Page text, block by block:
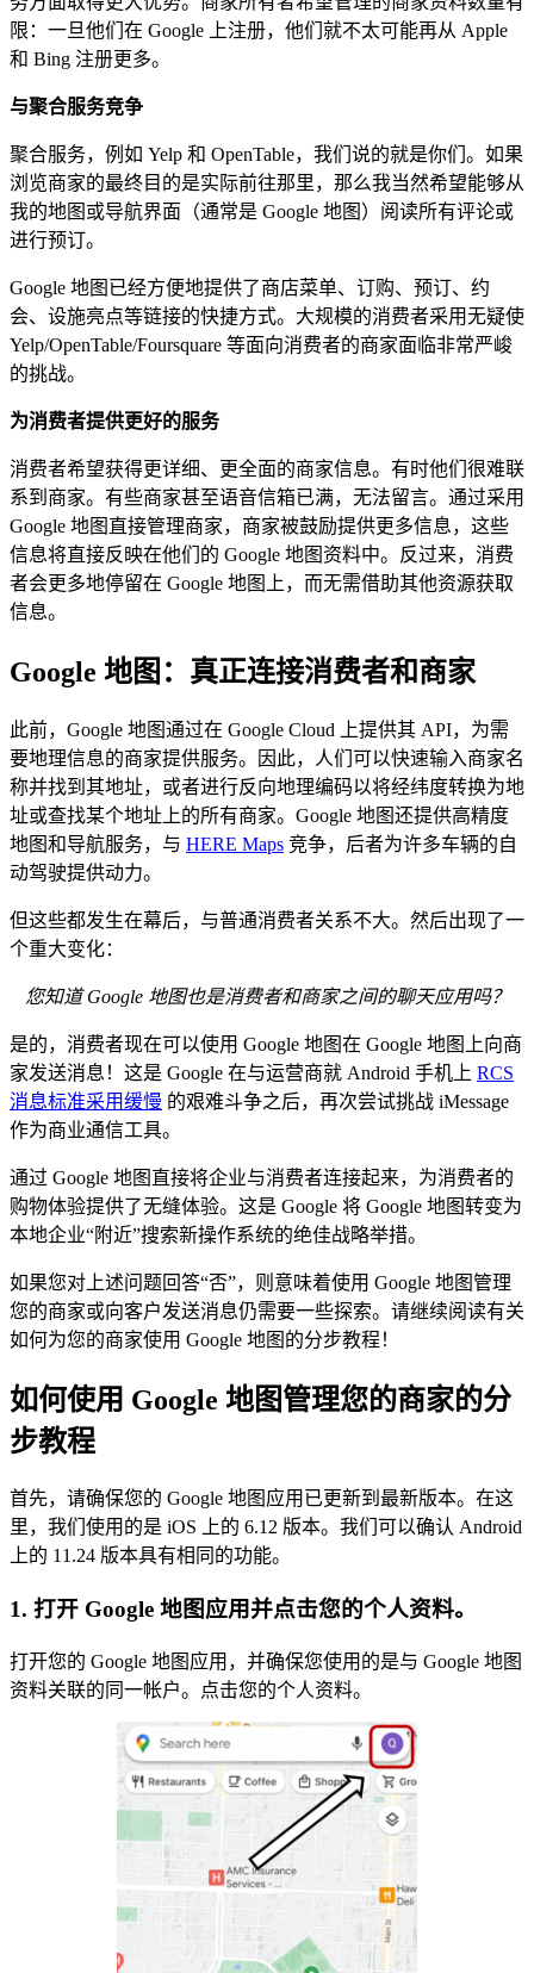
限：一旦他们在 Google 上注册，他们就不太可能再从 Apple
和 Bing 注册更多。
与聚合服务竞争
聚合服务，例如 Yelp 和 OpenTable，我们说的就是你们。如果
浏览商家的最终目的是实际前往那里，那么我当然希望能够从
我的地图或导航界面（通常是 Google 地图）阅读所有评论或
进行预订。
Google 地图已经方便地提供了商店菜单、订购、预订、约
会、设施亮点等链接的快捷方式。大规模的消费者采用无疑使
Yelp/OpenTable/Foursquare 等面向消费者的商家面临非常严峻
的挑战。
为消费者提供更好的服务
消费者希望获得更详细、更全面的商家信息。有时他们很难联
系到商家。有些商家甚至语音信箱已满，无法留言。通过采用
Google 地图直接管理商家，商家被鼓励提供更多信息，这些
信息将直接反映在他们的 Google 地图资料中。反过来，消费
者会更多地停留在 Google 地图上，而无需借助其他资源获取
信息。
Google 地图：真正连接消费者和商家
此前，Google 地图通过在 Google Cloud 上提供其 API，为需
要地理信息的商家提供服务。因此，人们可以快速输入商家名
称并找到其地址，或者进行反向地理编码以将经纬度转换为地
址或查找某个地址上的所有商家。Google 地图还提供高精度
地图和导航服务，与 HERE Maps 竞争，后者为许多车辆的自
动驾驶提供动力。
但这些都发生在幕后，与普通消费者关系不大。然后出现了一
个重大变化：
您知道 Google 地图也是消费者和商家之间的聊天应用吗？
是的，消费者现在可以使用 Google 地图在 Google 地图上向商
家发送消息！这是 Google 在与运营商就 Android 手机上 RCS
消息标准采用缓慢 的艰难斗争之后，再次尝试挑战 iMessage
作为商业通信工具。
通过 Google 地图直接将企业与消费者连接起来，为消费者的
购物体验提供了无缝体验。这是 Google 将 Google 地图转变为
本地企业“附近”搜索新操作系统的绝佳战略举措。
如果您对上述问题回答“否”，则意味着使用 Google 地图管理
您的商家或向客户发送消息仍需要一些探索。请继续阅读有关
如何为您的商家使用 Google 地图的分步教程！
如何使用 Google 地图管理您的商家的分
步教程
首先，请确保您的 Google 地图应用已更新到最新版本。在这
里，我们使用的是 iOS 上的 6.12 版本。我们可以确认 Android
上的 11.24 版本具有相同的功能。
1. 打开 Google 地图应用并点击您的个人资料。
打开您的 Google 地图应用，并确保您使用的是与 Google 地图
资料关联的同一帐户。点击您的个人资料。